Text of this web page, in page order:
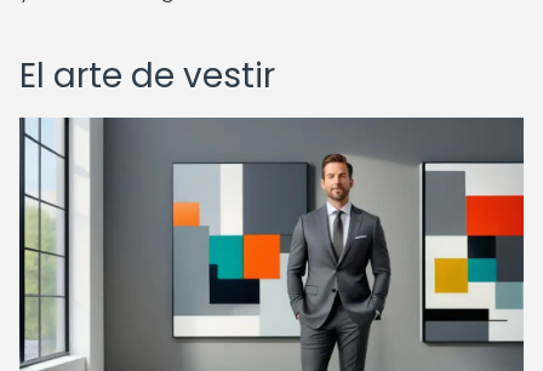
El arte de vestir